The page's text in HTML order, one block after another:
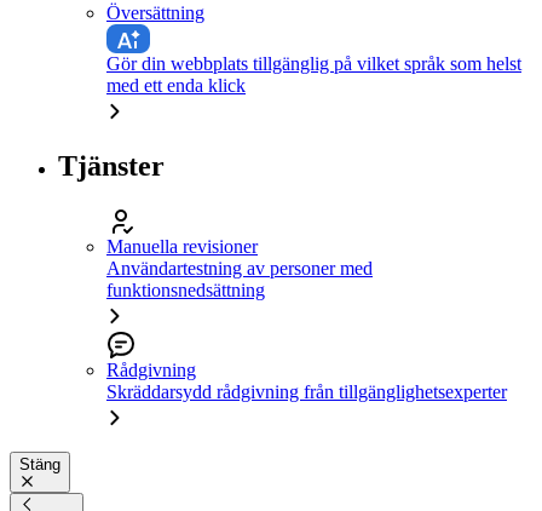
Översättning
Gör din webbplats tillgänglig på vilket språk som helst
med ett enda klick
Tjänster
Manuella revisioner
Användartestning av personer med
funktionsnedsättning
Rådgivning
Skräddarsydd rådgivning från tillgänglighetsexperter
Stäng